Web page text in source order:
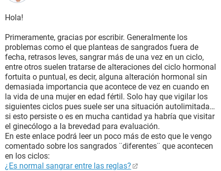
Hola!
Primeramente, gracias por escribir. Generalmente los
problemas como el que planteas de sangrados fuera de
fecha, retrasos leves, sangrar más de una vez en un ciclo,
entre otros suelen tratarse de alteraciones del ciclo hormonal
fortuita o puntual, es decir, alguna alteración hormonal sin
demasiada importancia que acontece de vez en cuando en
la vida de una mujer en edad fértil. Solo hay que vigilar los
siguientes ciclos pues suele ser una situación autolimitada…
si esto persiste o es en mucha cantidad ya habría que visitar
el ginecólogo a la brevedad para evaluación.
En este enlace podrá leer un poco más de esto que le vengo
comentado sobre los sangrados ¨diferentes¨ que acontecen
en los ciclos:
¿Es normal sangrar entre las reglas?